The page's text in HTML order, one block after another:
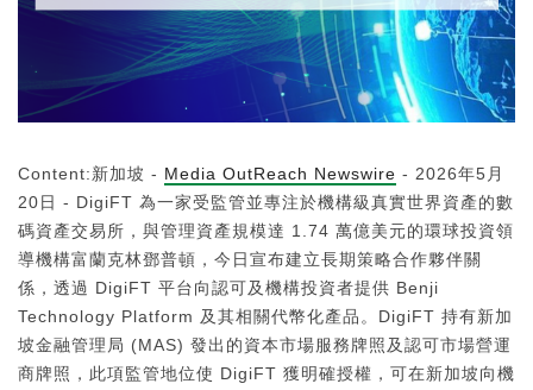
Content:新加坡 - Media OutReach Newswire - 2026年5月
20日 - DigiFT 為一家受監管並專注於機構級真實世界資產的數
碼資產交易所，與管理資產規模達 1.74 萬億美元的環球投資領
導機構富蘭克林鄧普頓，今日宣布建立長期策略合作夥伴關
係，透過 DigiFT 平台向認可及機構投資者提供 Benji
Technology Platform 及其相關代幣化產品。DigiFT 持有新加
坡金融管理局 (MAS) 發出的資本市場服務牌照及認可市場營運
商牌照，此項監管地位使 DigiFT 獲明確授權，可在新加坡向機